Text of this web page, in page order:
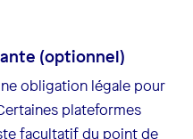
(optionnel)
obligation légale pour
plateformes
facultatif du point de